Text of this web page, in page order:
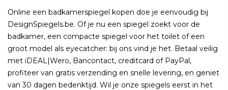
Online een badkamerspiegel kopen doe je eenvoudig bij
DesignSpiegels.be. Of je nu een spiegel zoekt voor de
badkamer, een compacte spiegel voor het toilet of een
groot model als eyecatcher: bij ons vind je het. Betaal veilig
met iDEAL|Wero, Bancontact, creditcard of PayPal,
profiteer van gratis verzending en snelle levering, en geniet
van 30 dagen bedenktijd. Wil je onze spiegels eerst in het